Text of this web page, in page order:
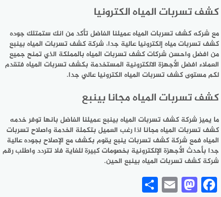
كشف تسربات المياه الكترونيا
مع شركه كشف تسربات المياه عميلنا الفاضل تأكد من انك ستمتلك جوده
كشف تسربات مياه إلكترونيا عالية جدا، شركة كشف تسربات المياه بينبع
من افضل واحسن شركات كشف تسربات المياه بالمملكة الذي تمنح جميع
العملاء افضل الأجهزة الالكترونية المستخدمة بكشف تسربات المياه فتقدم
لكم مستوى كشف تسربات المياه الكترونيا عالي جدا.
كشف تسربات المياه مجانا بينبع
ما يميز شركة كشف تسربات المياه بينبع عميلنا الفاضل بانها توفر خدمه
كشف تسربات المياه مجانا اذا رغب العميل بتكملة الخدمة واصلاح تسربات
المياه فمع شركة كشف تسربات ينبع يقوم بكشف مع الإصلاح بجوده عالية
جدا بأحدث الأجهزة الإلكترونية بخصومات كبيرة للغاية فلا تتردد واطلب رقم
شركة كشف تسربات المياه بينبع الحين.
Facebook
Mastodon
Email